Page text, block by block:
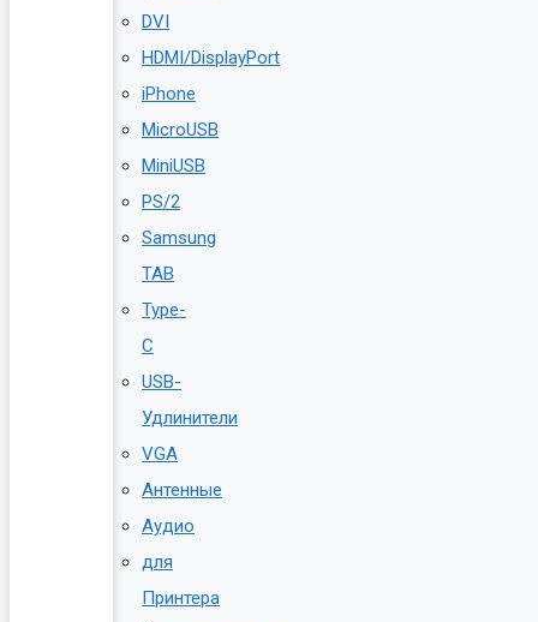
DVI
HDMI/DisplayPort
iPhone
MicroUSB
MiniUSB
PS/2
Samsung
TAB
Type-
C
USB-
Удлинители
VGA
Антенные
Аудио
для
Принтера